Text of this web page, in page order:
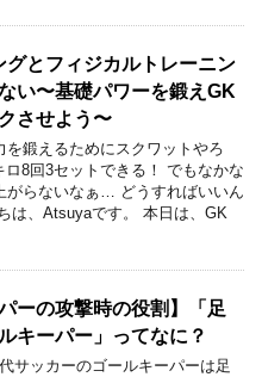
グとフィジカルトレーニン
い〜基礎パワーを鍛えGK
させよう〜
を鍛えるためにスクワットやろ
ロ8回3セットできる！ でもなかな
がらないなぁ… どうすればいいん
は、Atsuyaです。 本日は、GK
ーの攻撃時の役割】「足
キーパー」ってなに？
サッカーのゴールキーパーは足